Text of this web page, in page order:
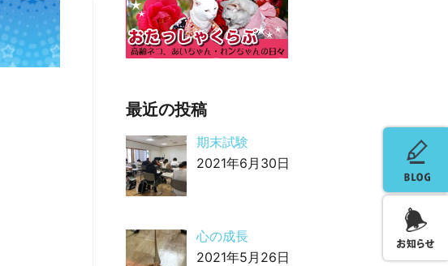
最近の投稿
期末試験
2021年6月30日
心の成長
2021年5月26日